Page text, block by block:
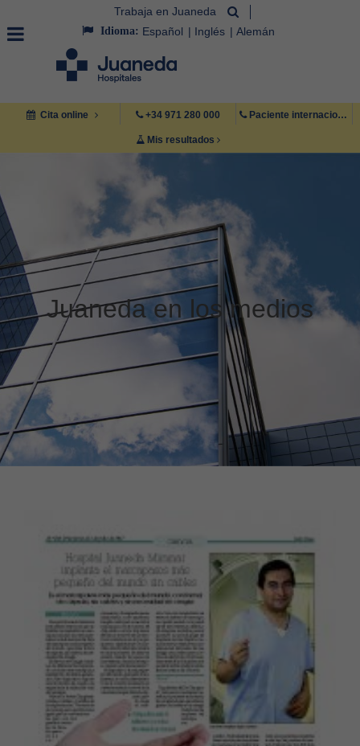
Trabaja en Juaneda
Idioma: Español Inglés Alemán
Cita online +34 971 280 000 Paciente internacional +34 971 222 222
Mis resultados
Juaneda en los medios